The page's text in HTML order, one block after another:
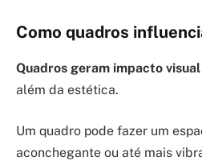
Como quadros
Quadros geram impacto
além da estética.
Um quadro pode fazer um
aconchegante ou até mais